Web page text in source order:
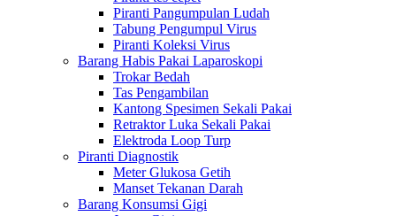
Piranti Pangumpulan Ludah
Tabung Pengumpul Virus
Piranti Koleksi Virus
Barang Habis Pakai Laparoskopi
Trokar Bedah
Tas Pengambilan
Kantong Spesimen Sekali Pakai
Retraktor Luka Sekali Pakai
Elektroda Loop Turp
Piranti Diagnostik
Meter Glukosa Getih
Manset Tekanan Darah
Barang Konsumsi Gigi